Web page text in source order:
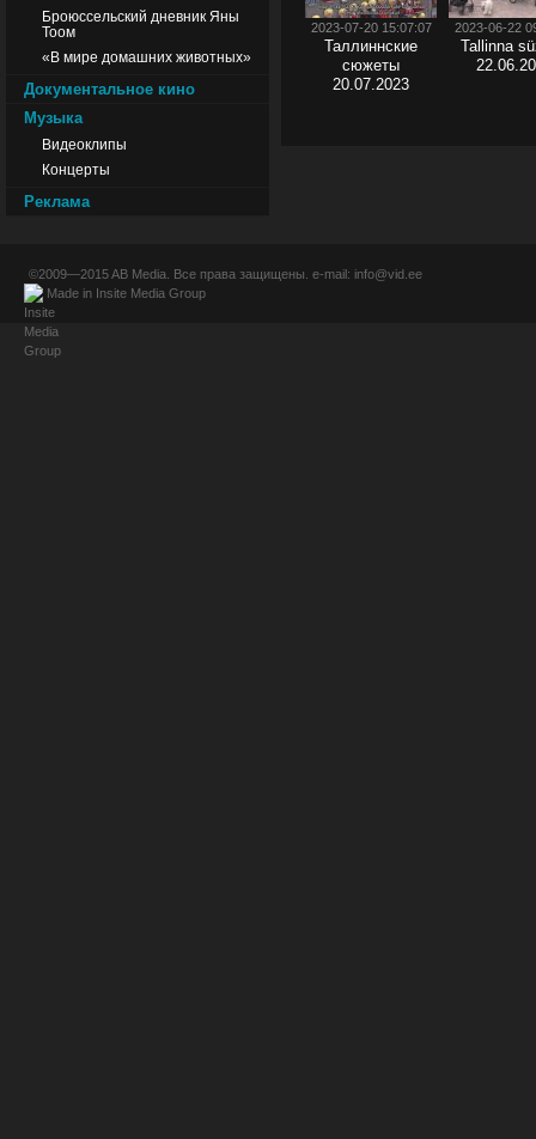
Броюссельский дневник Яны
Тоом
«В мире домашних животных»
Документальное кино
Музыка
Видеоклипы
Концерты
Реклама
2023-07-20 15:07:07
Таллиннские
сюжеты
20.07.2023
2023-06-22
Tallinna
©2009—2015AB Media . Все права защищены. e-mail: info@vid.ee
Made in Insite Media Group